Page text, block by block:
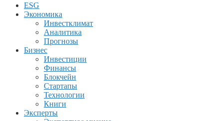
ESG
Экономика
Инвестклимат
Аналитика
Прогнозы
Бизнес
Инвестиции
Финансы
Блокчейн
Стартапы
Технологии
Книги
Эксперты